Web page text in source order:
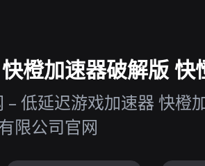
橙加速器破解版 快
低延迟游戏加速器 快橙
限公司官网